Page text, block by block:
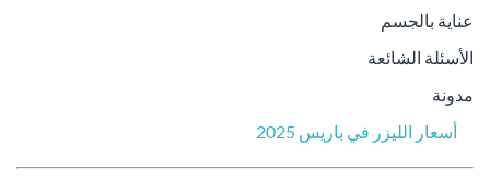
عناية بالجسم
الأسئلة الشائعة
مدونة
أسعار الليزر في باريس 2025